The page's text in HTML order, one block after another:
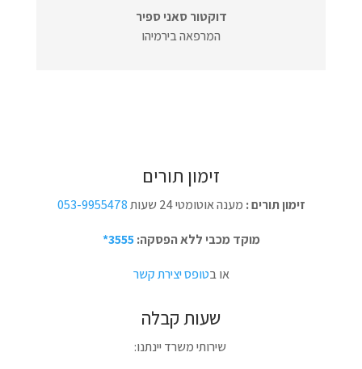
דוקטור סאני ספיר
המרפאה בירמיהו
זימון תורים
זימון תורים : מענה אוטומטי 24 שעות 053-9955478
מוקד מכבי ללא הפסקה:3555*
או בטופס יצירת קשר
שעות קבלה
שירותי משרד יינתנו: